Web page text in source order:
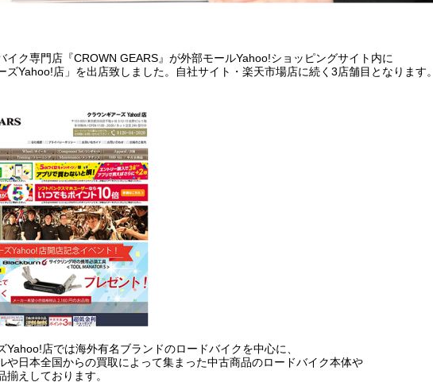
イク専門店『CROWN GEARS』が外部モールYahoo!ショッピングサイト内に
ズYahoo!店」を出店致しました。自社サイト・楽天市場店に続く3店舗目となります。
Yahoo!店では海外有名ブランドのロードバイクを中心に、
や日本全国からの買取によって集まった中古商品のロードバイク本体や
揃えしております。